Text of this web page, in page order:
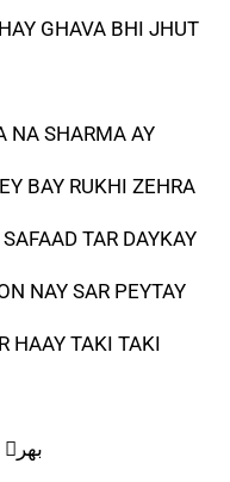
GHAVA BHI JHUT
NA SHARMA AY
BAY RUKHI ZEHRA
TAR DAYKAY
NAY SAR PEYTAY
HAAY TAKI TAKI